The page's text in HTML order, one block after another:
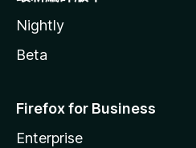
Nightly
Beta
Firefox for Business
Enterprise